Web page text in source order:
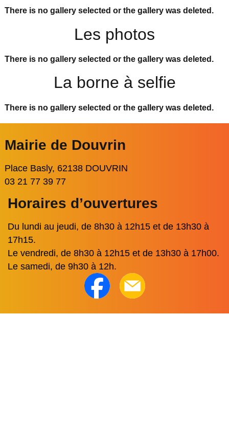
There is no gallery selected or the gallery was deleted.
Les photos
There is no gallery selected or the gallery was deleted.
La borne à selfie
There is no gallery selected or the gallery was deleted.
Mairie de Douvrin
Place Basly, 62138 DOUVRIN
03 21 77 39 77
Horaires d’ouvertures
Du lundi au jeudi, de 8h30 à 12h15 et de 13h30 à
17h15.
Le vendredi, de 8h30 à 12h15 et de 13h30 à 17h00.
Le samedi, de 9h30 à 12h.